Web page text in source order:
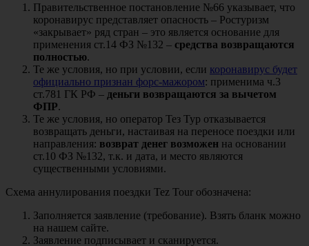
Правительственное постановление №66 указывает, что
коронавирус представляет опасность – Ростуризм
«закрывает» ряд стран – это является основание для
применения ст.14 ФЗ №132 – средства возвращаются
полностью.
Те же условия, но при условии, если коронавирус будет
официально признан форс-мажором: применима ч.3
ст.781 ГК РФ – деньги возвращаются за вычетом
ФПР.
Те же условия, но оператор Тез Тур отказывается
возвращать деньги, настаивая на переносе поездки или
направления: возврат денег возможен на основании
ст.10 ФЗ №132, т.к. и дата, и место являются
существенными условиями.
Схема аннулирования поездки Tez Tour обозначена:
Заполняется заявление (требование). Взять бланк можно
на нашем сайте.
Заявление подписывает и сканируется.